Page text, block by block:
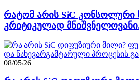
რატომ არის SiC კონსოლური
კრიტიკულად
08/05/26